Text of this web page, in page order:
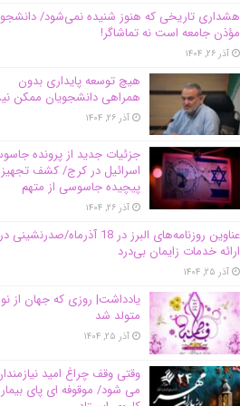
هشداری تاریخی که هنوز شنیده نمی‌شود/ دانشجو
مؤذن جامعه است نه تماشاگر!
آذر ۲۶, ۱۴۰۴
هیچ توسعه پایداری بدون
همراهی دانشجویان ممکن
آذر ۲۶, ۱۴۰۴
جزئیات جدید از پرونده
اسرائیل در کرج/‌ کشف
پیچیده جاسوسی از متهم
آذر ۲۶, ۱۴۰۴
عناوین روزنامه‌های البرز در ‌18 آذرماه/صدرنشینی در
ارائه خدمات زایمان بی‌درد
آذر ۲۵, ۱۴۰۴
یادداشت| روزی که جهان از نو
متولد شد
آذر ۲۵, ۱۴۰۴
وقتی وقف چراغ امید
می شود/ موقوفه ای پای